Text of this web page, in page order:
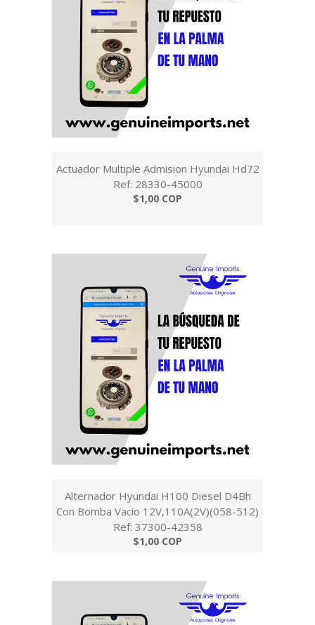
Actuador Multiple Admision Hyundai Hd72
Ref: 28330-45000
$1,00 COP
Alternador Hyundai H100 Diesel D4Bh
Con Bomba Vacio 12V,110A(2V)(058-512)
Ref: 37300-42358
$1,00 COP